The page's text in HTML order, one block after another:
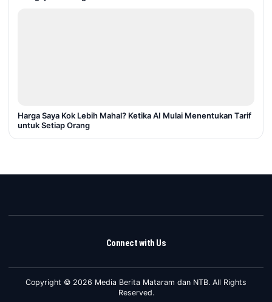
Harga Saya Kok Lebih Mahal? Ketika AI Mulai Menentukan Tarif
untuk Setiap Orang
Connect with Us
Copyright © 2026 Media Berita Mataram dan NTB. All Rights
Reserved.